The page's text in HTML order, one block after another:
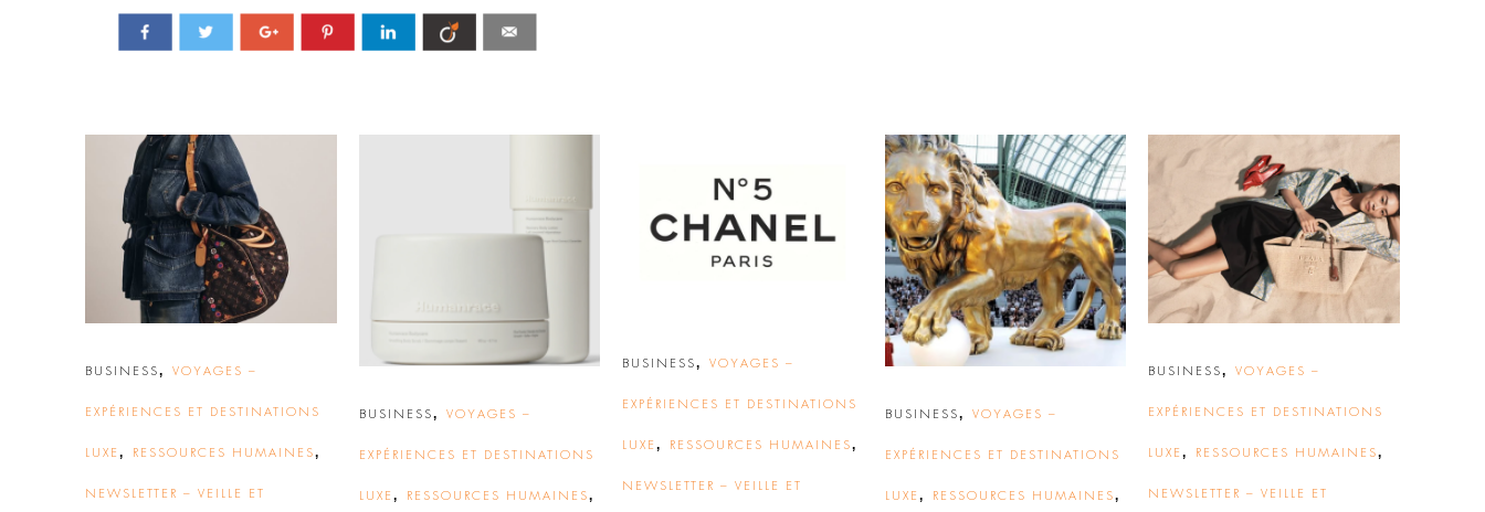
BUSINESS, VOYAGES –
EXPÉRIENCES ET DESTINATIONS
LUXE , RESSOURCES HUMAINES,
NEWSLETTER – VEILLE ET
BUSINESS, VOYAGES –
EXPÉRIENCES ET DESTINATIONS
LUXE , RESSOURCES HUMAINES,
BUSINESS, VOYAGES –
EXPÉRIENCES ET DESTINATIONS
LUXE , RESSOURCES HUMAINES,
NEWSLETTER – VEILLE ET
BUSINESS, VOYAGES –
EXPÉRIENCES ET DESTINATIONS
LUXE , RESSOURCES HUMAINES,
BUSINESS, VOYAGES –
EXPÉRIENCES ET DESTINATIONS
LUXE , RESSOURCES HUMAINES,
NEWSLETTER – VEILLE ET